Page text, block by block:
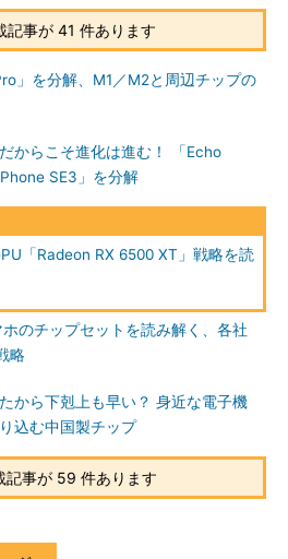
記事が 41 件あります
」を分解、M1／M2と周辺チップの
からこそ進化は進む！ 「Echo
SE3」を分解
「Radeon RX 6500 XT」戦略を読
のチップセットを読み解く、各社
略
たから下剋上も早い？ 身近な電子機
込む中国製チップ
記事が 59 件あります